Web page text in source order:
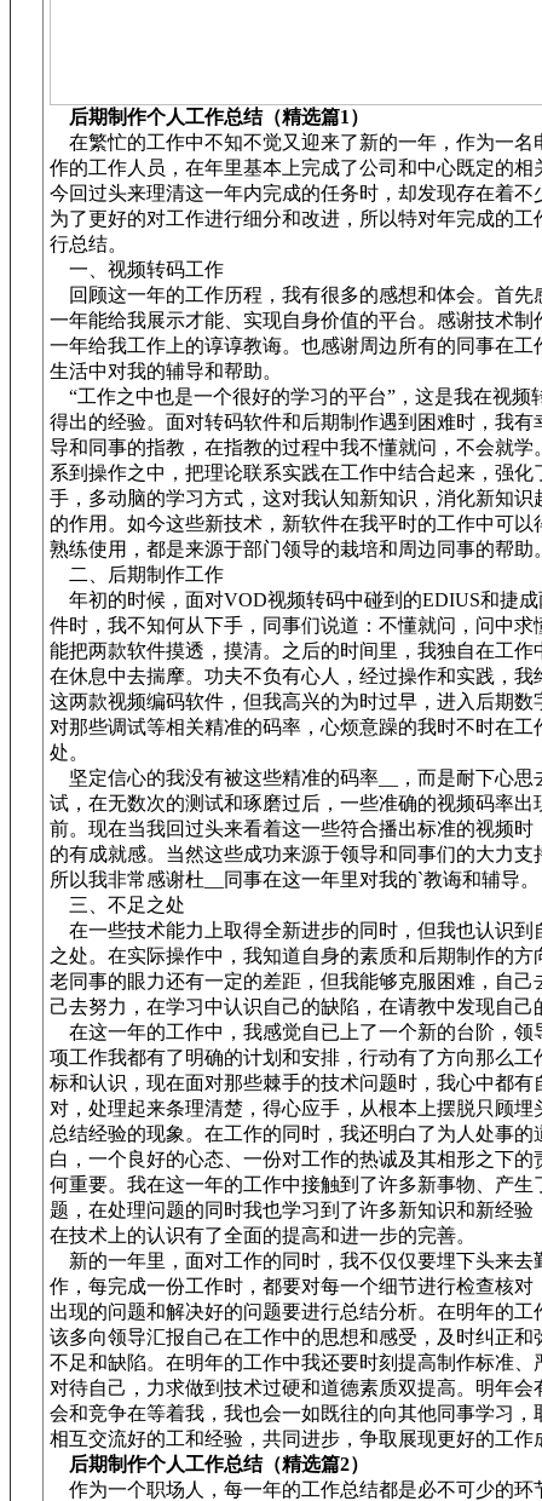
后期制作个人工作总结（精选篇1）
在繁忙的工作中不知不觉又迎来了新的一年，作为一名
作的工作人员，在年里基本上完成了公司和中心既定的相
今回过头来理清这一年内完成的任务时，却发现存在着不
为了更好的对工作进行细分和改进，所以特对年完成的工
行总结。
一、视频转码工作
回顾这一年的工作历程，我有很多的感想和体会。首先
一年能给我展示才能、实现自身价值的平台。感谢技术制
一年给我工作上的谆谆教诲。也感谢周边所有的同事在工
生活中对我的辅导和帮助。
“工作之中也是一个很好的学习的平台”，这是我在视频
得出的经验。面对转码软件和后期制作遇到困难时，我有
导和同事的指教，在指教的过程中我不懂就问，不会就学
系到操作之中，把理论联系实践在工作中结合起来，强化
手，多动脑的学习方式，这对我认知新知识，消化新知识
的作用。如今这些新技术，新软件在我平时的工作中可以
熟练使用，都是来源于部门领导的栽培和周边同事的帮助
二、后期制作工作
年初的时候，面对VOD视频转码中碰到的EDIUS和捷
件时，我不知何从下手，同事们说道：不懂就问，问中求
能把两款软件摸透，摸清。之后的时间里，我独自在工作
在休息中去揣摩。功夫不负有心人，经过操作和实践，我
这两款视频编码软件，但我高兴的为时过早，进入后期数
对那些调试等相关精准的码率，心烦意躁的我时不时在工
处。
坚定信心的我没有被这些精准的码率__，而是耐下心思
试，在无数次的测试和琢磨过后，一些准确的视频码率出
前。现在当我回过头来看着这一些符合播出标准的视频时
的有成就感。当然这些成功来源于领导和同事们的大力支
所以我非常感谢杜__同事在这一年里对我的`教诲和辅导。
三、不足之处
在一些技术能力上取得全新进步的同时，但我也认识到
之处。在实际操作中，我知道自身的素质和后期制作的方
老同事的眼力还有一定的差距，但我能够克服困难，自己
己去努力，在学习中认识自己的缺陷，在请教中发现自己
在这一年的工作中，我感觉自已上了一个新的台阶，领
项工作我都有了明确的计划和安排，行动有了方向那么工
标和认识，现在面对那些棘手的技术问题时，我心中都有
对，处理起来条理清楚，得心应手，从根本上摆脱只顾埋
总结经验的现象。在工作的同时，我还明白了为人处事的
白，一个良好的心态、一份对工作的热诚及其相形之下的
何重要。我在这一年的工作中接触到了许多新事物、产生
题，在处理问题的同时我也学习到了许多新知识和新经验
在技术上的认识有了全面的提高和进一步的完善。
新的一年里，面对工作的同时，我不仅仅要埋下头来去
作，每完成一份工作时，都要对每一个细节进行检查核对
出现的问题和解决好的问题要进行总结分析。在明年的工
该多向领导汇报自己在工作中的思想和感受，及时纠正和
不足和缺陷。在明年的工作中我还要时刻提高制作标准、
对待自己，力求做到技术过硬和道德素质双提高。明年会
会和竞争在等着我，我也会一如既往的向其他同事学习，
相互交流好的工和经验，共同进步，争取展现更好的工作
后期制作个人工作总结（精选篇2）
作为一个职场人，每一年的工作总结都是必不可少的环